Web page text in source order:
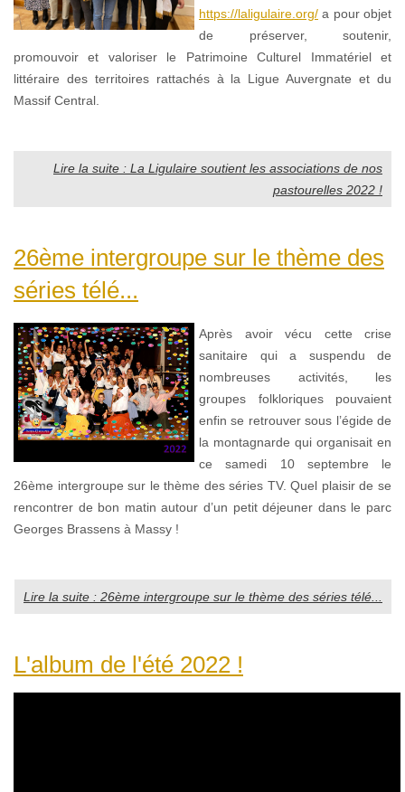
https://laligulaire.org/ a pour objet
de préserver, soutenir,
promouvoir et valoriser le Patrimoine Culturel Immatériel et
littéraire des territoires rattachés à la Ligue Auvergnate et du
Massif Central.
Lire la suite : La Ligulaire soutient les associations de nos
pastourelles 2022 !
26ème intergroupe sur le thème des
séries télé...
Après avoir vécu cette crise
sanitaire qui a suspendu de
nombreuses activités, les
groupes folkloriques pouvaient
enfin se retrouver sous l’égide de
la montagnarde qui organisait en
ce samedi 10 septembre le
26ème intergroupe sur le thème des séries TV. Quel plaisir de se
rencontrer de bon matin autour d’un petit déjeuner dans le parc
Georges Brassens à Massy !
Lire la suite : 26ème intergroupe sur le thème des séries télé...
L'album de l'été 2022 !